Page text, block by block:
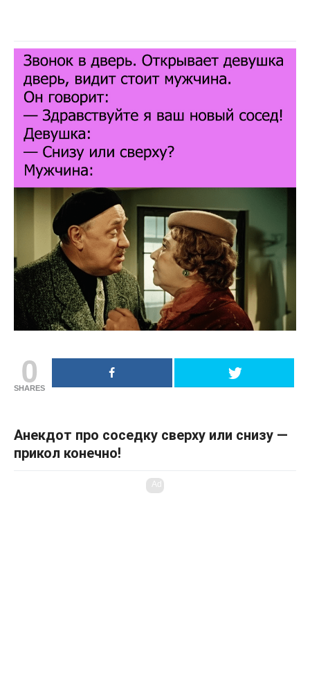
0
SHARES
Анекдот про соседку сверху или снизу —
прикол конечно!
Ad